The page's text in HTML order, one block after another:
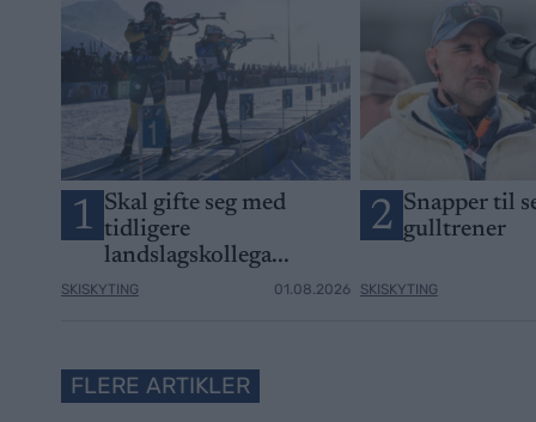
1 Skal gifte seg med
tidligere
landslagskollega...
SKISKYTING 01.08.2026
2 Snapper til
gulltrener
SKISKYTING
FLERE ARTIKLER